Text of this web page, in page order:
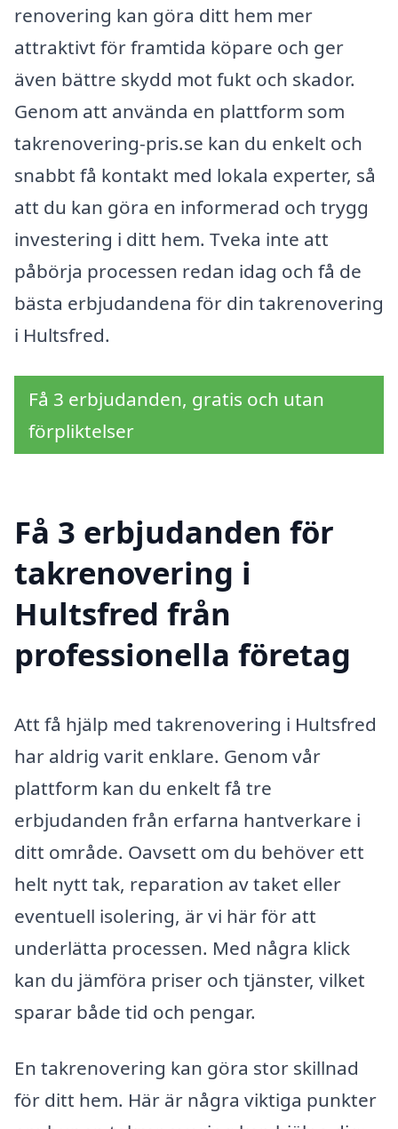
renovering kan göra ditt hem mer
attraktivt för framtida köpare och ger
även bättre skydd mot fukt och skador.
Genom att använda en plattform som
takrenovering-pris.se kan du enkelt och
snabbt få kontakt med lokala experter, så
att du kan göra en informerad och trygg
investering i ditt hem. Tveka inte att
påbörja processen redan idag och få de
bästa erbjudandena för din takrenovering
i Hultsfred.
Få 3 erbjudanden, gratis och utan
förpliktelser
Få 3 erbjudanden för
takrenovering i
Hultsfred från
professionella företag
Att få hjälp med takrenovering i Hultsfred
har aldrig varit enklare. Genom vår
plattform kan du enkelt få tre
erbjudanden från erfarna hantverkare i
ditt område. Oavsett om du behöver ett
helt nytt tak, reparation av taket eller
eventuell isolering, är vi här för att
underlätta processen. Med några klick
kan du jämföra priser och tjänster, vilket
sparar både tid och pengar.
En takrenovering kan göra stor skillnad
för ditt hem. Här är några viktiga punkter